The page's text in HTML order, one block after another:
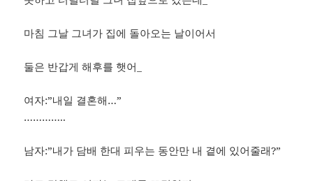
마침 그날 그녀가 집에 돌아오는 날이어서
둘은 반갑게 해후를 햇어_
여자:”내일 결혼해…”
…………..
남자:”내가 담배 한대 피우는 동안만 내 곁에 있어줄래?”